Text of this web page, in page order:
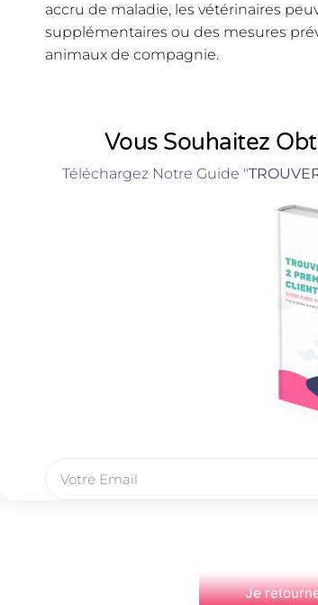
accru de maladie, les vétérinaires
supplémentaires ou des mesures
animaux de compagnie.
Vous Souhaitez
Téléchargez Notre Guide "
Je